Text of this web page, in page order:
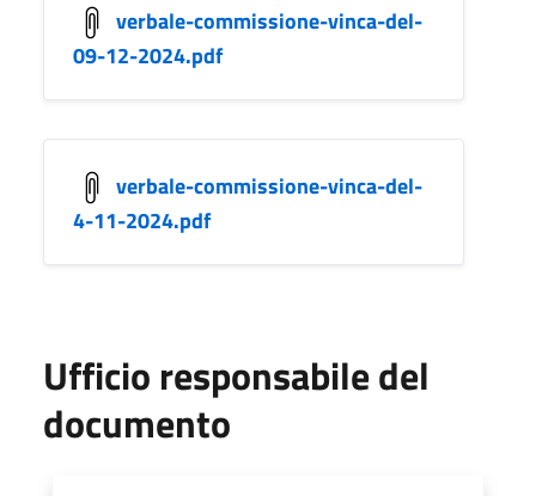
verbale-commissione-vinca-del-
09-12-2024.pdf
verbale-commissione-vinca-del-
4-11-2024.pdf
Ufficio responsabile del
documento